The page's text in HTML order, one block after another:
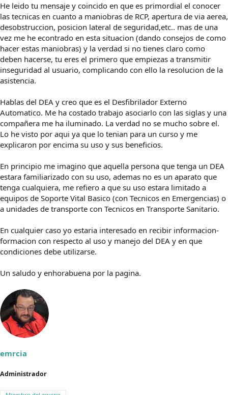
He leido tu mensaje y coincido en que es primordial el conocer
las tecnicas en cuanto a maniobras de RCP, apertura de via aerea,
desobstruccion, posicion lateral de seguridad,etc.. mas de una
vez me he econtrado en esta situacion (dando consejos de como
hacer estas maniobras) y la verdad si no tienes claro como
deben hacerse, tu eres el primero que empiezas a transmitir
inseguridad al usuario, complicando con ello la resolucion de la
asistencia.
Hablas del DEA y creo que es el Desfibrilador Externo
Automatico. Me ha costado trabajo asociarlo con las siglas y una
compañera me ha iluminado. La verdad no se mucho sobre el.
Lo he visto por aqui ya que lo tenian para un curso y me
explicaron por encima su uso y sus beneficios.
En principio me imagino que aquella persona que tenga un DEA
estara familiarizado con su uso, ademas no es un aparato que
tenga cualquiera, me refiero a que su uso estara limitado a
equipos de Soporte Vital Basico (con Tecnicos en Emergencias) o
a unidades de transporte con Tecnicos en Transporte Sanitario.
En cualquier caso yo estaria interesado en recibir informacion-
formacion con respecto al uso y manejo del DEA y en que
condiciones debe utilizarse.
Un saludo y enhorabuena por la pagina.
emrcia
Administrador